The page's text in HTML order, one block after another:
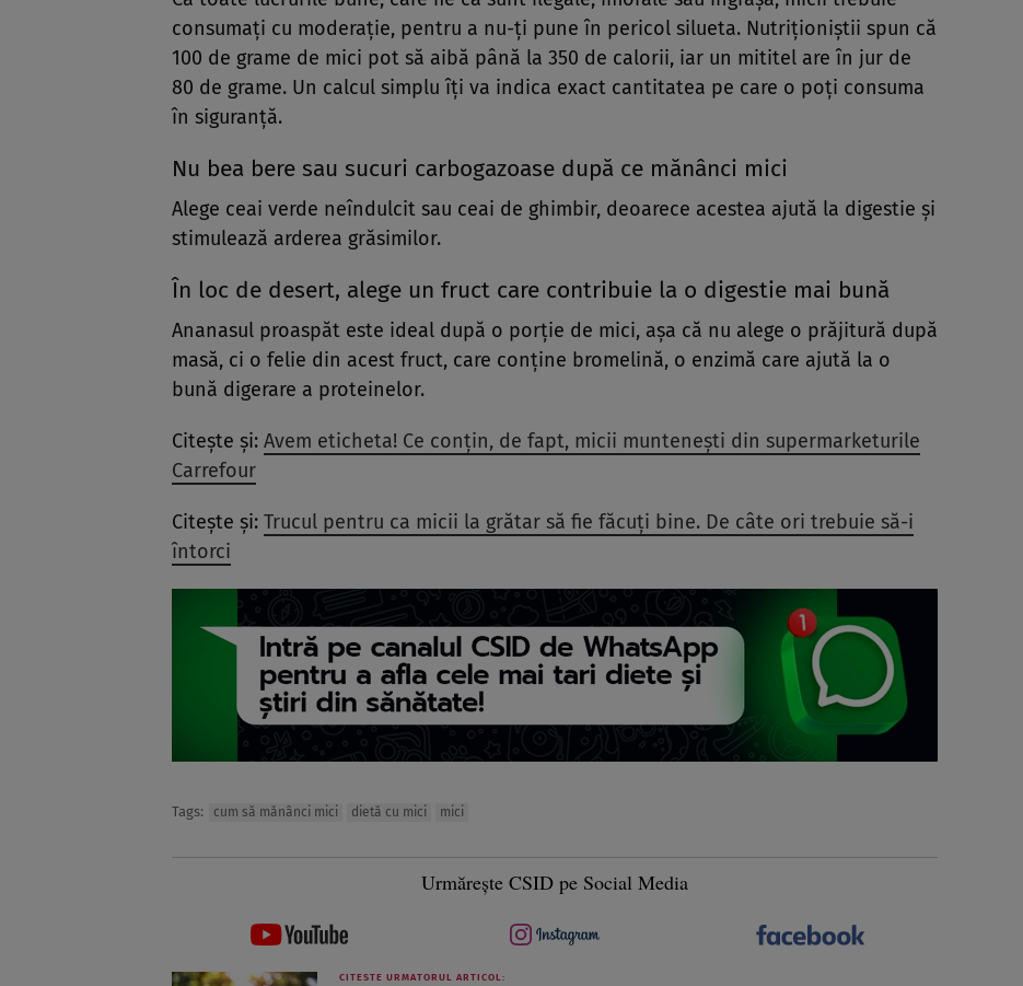
consumați cu moderație, pentru a nu-ți pune în pericol silueta. Nutriționiștii spun că
100 de grame de mici pot să aibă până la 350 de calorii, iar un mititel are în jur de
80 de grame. Un calcul simplu îți va indica exact cantitatea pe care o poți consuma
în siguranță.
Nu bea bere sau sucuri carbogazoase după ce mănânci mici
Alege ceai verde neîndulcit sau ceai de ghimbir, deoarece acestea ajută la digestie și
stimulează arderea grăsimilor.
În loc de desert, alege un fruct care contribuie la o digestie mai bună
Ananasul proaspăt este ideal după o porție de mici, așa că nu alege o prăjitură după
masă, ci o felie din acest fruct, care conține bromelină, o enzimă care ajută la o
bună digerare a proteinelor.
Citește și: Avem eticheta! Ce conțin, de fapt, micii muntenești din supermarketurile
Carrefour
Citește și: Trucul pentru ca micii la grătar să fie făcuți bine. De câte ori trebuie să-i
întorci
Tags: cum să mănânci mici dietă cu mici mici
Urmărește CSID pe Social Media
CITESTE URMATORUL ARTICOL: